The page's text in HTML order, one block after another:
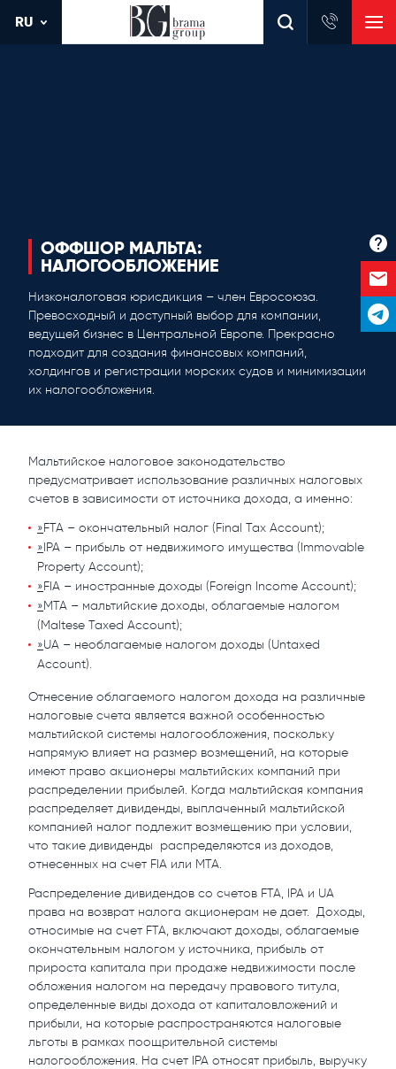
RU
ОФФШОР МАЛЬТА:
НАЛОГООБЛОЖЕНИЕ
Низконалоговая юрисдикция – член Евросоюза.
Превосходный и доступный выбор для компании,
ведущей бизнес в Центральной Европе. Прекрасно
подходит для создания финансовых компаний,
холдингов и регистрации морских судов и минимизации
их налогообложения.
Мальтийское налоговое законодательство
предусматривает использование различных налоговых
счетов в зависимости от источника дохода, а именно:
»FTA – окончательный налог (Final Tax Account);
»IPA – прибыль от недвижимого имущества (Immovable
Property Account);
»FIA – иностранные доходы (Foreign Income Account);
»MTA – мальтийские доходы, облагаемые налогом
(Maltese Taxed Account);
»UA – необлагаемые налогом доходы (Untaxed
Account).
Отнесение облагаемого налогом дохода на различные
налоговые счета является важной особенностью
мальтийской системы налогообложения, поскольку
напрямую влияет на размер возмещений, на которые
имеют право акционеры мальтийских компаний при
распределении прибылей. Когда мальтийская компания
распределяет дивиденды, выплаченный мальтийской
компанией налог подлежит возмещению при условии,
что такие дивиденды распределяются из доходов,
отнесенных на счет FIA или MTA.
Распределение дивидендов со счетов FTA, IPA и UA
права на возврат налога акционерам не дает. Доходы,
относимые на счет FTA, включают доходы, облагаемые
окончательным налогом у источника, прибыль от
прироста капитала при продаже недвижимости после
обложения налогом на передачу правового титула,
определенные виды дохода от капиталовложений и
прибыли, на которые распространяются налоговые
льготы в рамках поощрительной системы
налогообложения. На счет IPA относят прибыль, выручку